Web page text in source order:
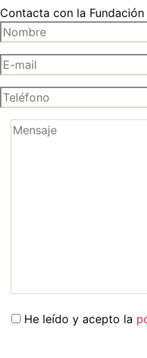
Contacta con la Fundación
He leído y acepto la